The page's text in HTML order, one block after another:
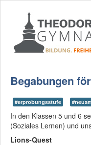
Begabungen
#erprobungsstufe
In den Klassen 5 und 6
(Soziales Lernen) und
Lions-Quest